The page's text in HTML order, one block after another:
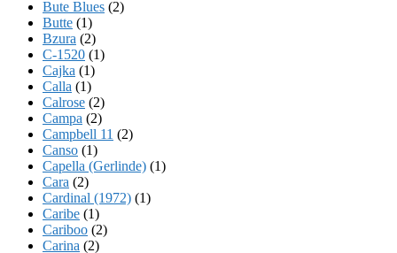
Bute Blues (2)
Butte (1)
Bzura (2)
C-1520 (1)
Cajka (1)
Calla (1)
Calrose (2)
Campa (2)
Campbell 11 (2)
Canso (1)
Capella (Gerlinde) (1)
Cara (2)
Cardinal (1972) (1)
Caribe (1)
Cariboo (2)
Carina (2)